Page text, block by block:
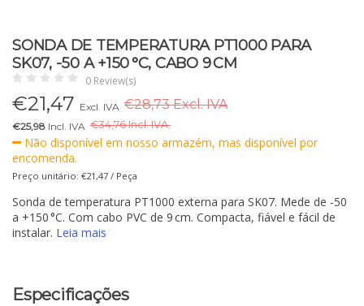
SONDA DE TEMPERATURA PT1000 PARA
SK07, -50 A +150 °C, CABO 9 CM
0 Review(s)
€21,47 Excl. IVA €28,73 Excl. IVA
€25,98 Incl. IVA €34,76 Incl. IVA.
Não disponível em nosso armazém, mas disponível por
encomenda.
Preço unitário: €21,47 / Peça
Sonda de temperatura PT1000 externa para SK07. Mede de -50
a +150 °C. Com cabo PVC de 9 cm. Compacta, fiável e fácil de
instalar. Leia mais
Especificações